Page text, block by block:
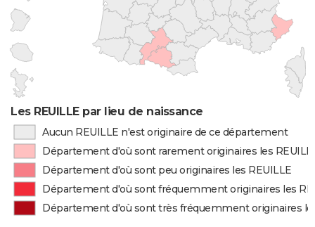
Les REUILLE par lieu de naissance
Aucun REUILLE n'est originaire de ce département
Département d'où sont rarement originaires les
Département d'où sont peu originaires les REUILLE
Département d'où sont fréquemment originaires les
Département d'où sont très fréquemment originaires